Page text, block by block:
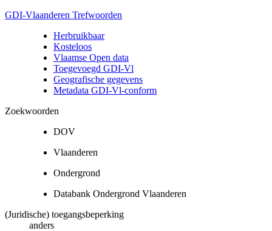
GDI-Vlaanderen Trefwoorden
Herbruikbaar
Kosteloos
Vlaamse Open data
Toegevoegd GDI-Vl
Geografische gegevens
Metadata GDI-Vl-conform
Zoekwoorden
DOV
Vlaanderen
Ondergrond
Databank Ondergrond Vlaanderen
(Juridische) toegangsbeperking
anders